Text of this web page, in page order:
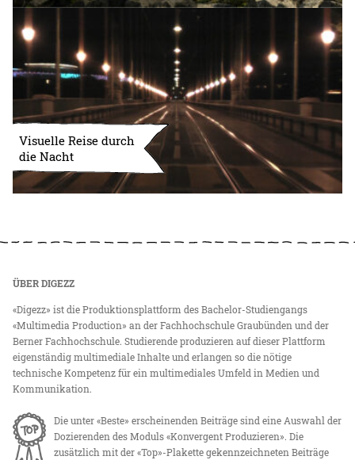
Visuelle Reise durch
die Nacht
ÜBER DIGEZZ
«Digezz» ist die Produktionsplattform des Bachelor-Studiengangs
«Multimedia Production» an der Fachhochschule Graubünden und der
Berner Fachhochschule. Studierende produzieren auf dieser Plattform
eigenständig multimediale Inhalte und erlangen so die nötige
technische Kompetenz für ein multimediales Umfeld in Medien und
Kommunikation.
Die unter «Beste» erscheinenden Beiträge sind eine Auswahl der
Dozierenden des Moduls «Konvergent Produzieren». Die
zusätzlich mit der «Top»-Plakette gekennzeichneten Beiträge